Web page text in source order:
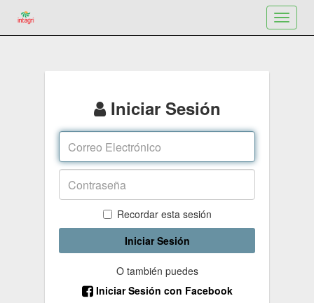
Toggle
Iniciar Sesión
Recordar esta sesión
Iniciar Sesión
O también puedes
Iniciar Sesión con Facebook